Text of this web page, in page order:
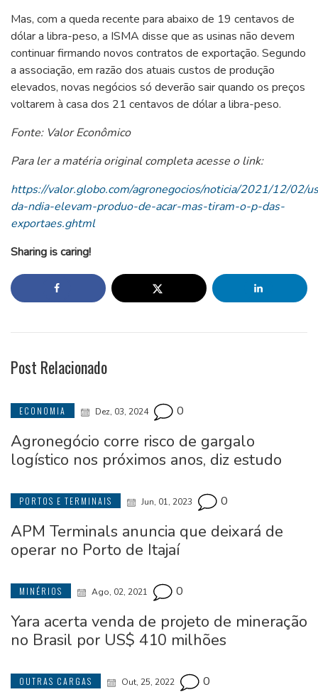
Mas, com a queda recente para abaixo de 19 centavos de
dólar a libra-peso, a ISMA disse que as usinas não devem
continuar firmando novos contratos de exportação. Segundo
a associação, em razão dos atuais custos de produção
elevados, novas negócios só deverão sair quando os preços
voltarem à casa dos 21 centavos de dólar a libra-peso.
Fonte: Valor Econômico
Para ler a matéria original completa acesse o link:
https://valor.globo.com/agronegocios/noticia/2021/12/02/
da-ndia-elevam-produo-de-acar-mas-tiram-o-p-das-
exportaes.ghtml
Sharing is caring!
Post Relacionado
ECONOMIA Dez, 03, 2024 0
Agronegócio corre risco de gargalo
logístico nos próximos anos, diz estudo
PORTOS E TERMINAIS Jun, 01, 2023 0
APM Terminals anuncia que deixará de
operar no Porto de Itajaí
MINÉRIOS Ago, 02, 2021 0
Yara acerta venda de projeto de mineração
no Brasil por US$ 410 milhões
OUTRAS CARGAS Out, 25, 2022 0